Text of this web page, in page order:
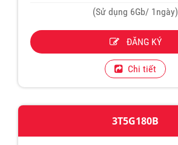
(Sử dụng 6Gb/ 1ngày)
ĐĂNG KÝ
Chi tiết
3T5G180B